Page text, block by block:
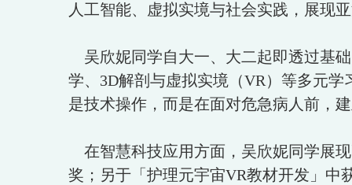
人工智能、虚拟实境与社会实践，展现
吴欣妮同学自大一、大二起即透过基
学、3D解剖与虚拟实境（VR）等多元
是技术操作，而是在面对危急病人前，
在智慧科技应用方面，吴欣妮同学展
奖；另于「护理元宇宙VR教材开发」中